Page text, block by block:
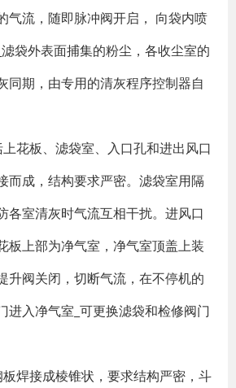
气流，随即脉冲阀开启， 向袋内喷
袋外表面捕集的粉尘，各收尘室的
同期，由专用的清灰程序控制器自
花板、滤袋室、入口孔和进出风口
而成，结构要求严密。滤袋室用隔
各室清灰时气流互相干扰。进风口
板上部为净气室，净气室顶盖上装
升阀关闭，切断气流，在不停机的
进入净气室_可更换滤袋和检修阀门
焊接成棱锥状，要求结构严密，斗